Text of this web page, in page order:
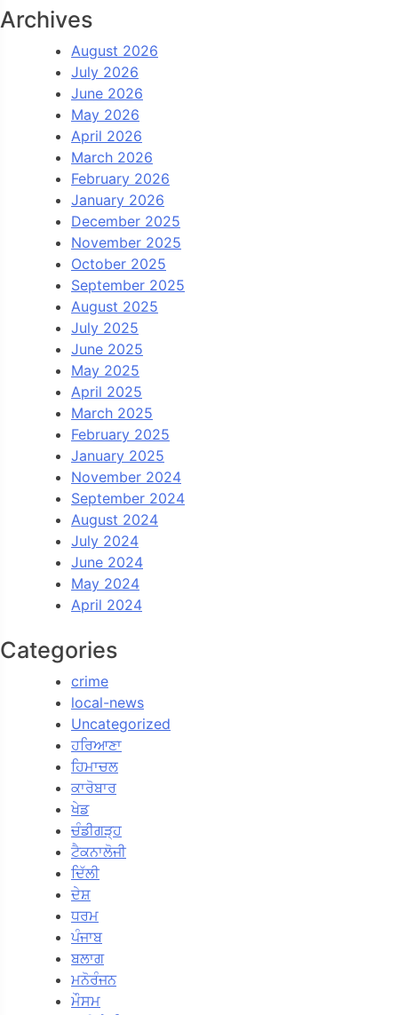
Archives
August 2026
July 2026
June 2026
May 2026
April 2026
March 2026
February 2026
January 2026
December 2025
November 2025
October 2025
September 2025
August 2025
July 2025
June 2025
May 2025
April 2025
March 2025
February 2025
January 2025
November 2024
September 2024
August 2024
July 2024
June 2024
May 2024
April 2024
Categories
crime
local-news
Uncategorized
ਹਰਿਆਣਾ
ਹਿਮਾਚਲ
ਕਾਰੋਬਾਰ
ਖੇਡ
ਚੰਡੀਗੜ੍ਹ
ਟੈਕਨਾਲੋਜੀ
ਦਿੱਲੀ
ਦੇਸ਼
ਧਰਮ
ਪੰਜਾਬ
ਬਲਾਗ
ਮਨੋਰੰਜਨ
ਮੌਸਮ